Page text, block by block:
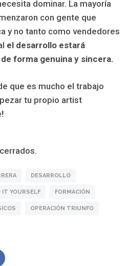
dominar. La mayoría
con gente que
y no tanto como vendedores
el desarrollo estará
forma genuina y sincera.
que es mucho el trabajo
tu propio artist
DESARROLLO
IT YOURSELF FORMACIÓN
OPERACIÓN TRIUNFO